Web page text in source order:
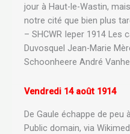
jour à Haut-le-Wastin,
notre cité que bien plus
– SHCWR Ieper 1914 Les
Duvosquel Jean-Marie
Schoonheere André
Vendredi 14 août 1914
De Gaule échappe de peu
Public domain, via